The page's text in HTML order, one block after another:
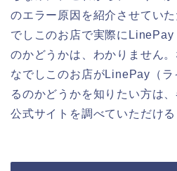
のエラー原因を紹介させてい
でしこのお店で実際に
のかどうかは、わかりません
なでしこのお店がLinePay（
るのかどうかを知りたい方は
公式サイトを調べていただける